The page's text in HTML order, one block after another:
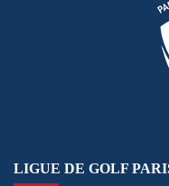
LIGUE DE GOLF